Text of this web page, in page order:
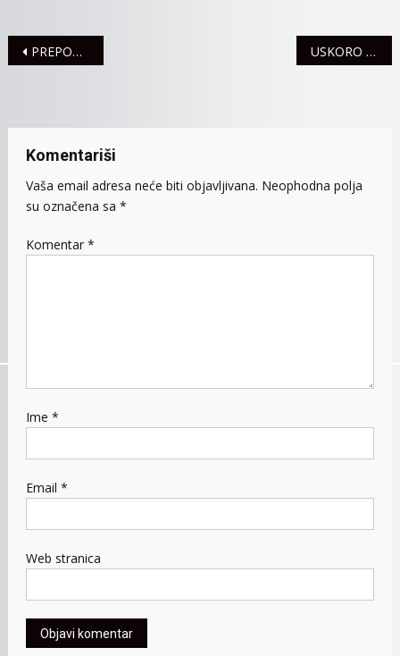
Navigacija
PREPOZNAT POSVEĆEN RAD SREMSKE POLICIJE USKORO OTVARANJE ŽELEZNIČKE ULICE
Komentariši
Vaša email adresa neće biti objavljivana. Neophodna polja
su označena sa *
Komentar *
Ime *
Email *
Web stranica